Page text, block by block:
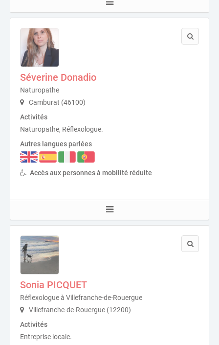
Séverine Donadio
Naturopathe
Camburat (46100)
Activités
Naturopathe, Réflexologue.
Autres langues parlées
Accès aux personnes à mobilité réduite
Sonia PICQUET
Réflexologue à Villefranche-de-Rouergue
Villefranche-de-Rouergue (12200)
Activités
Entreprise locale.